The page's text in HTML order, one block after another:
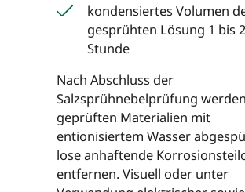
kondensiertes Volumen
gesprühten Lösung 1 bis
Stunde
Nach Abschluss der
Salzsprühnebelprüfung
geprüften Materialien mit
entionisiertem Wasser
lose anhaftende
entfernen. Visuell oder unter